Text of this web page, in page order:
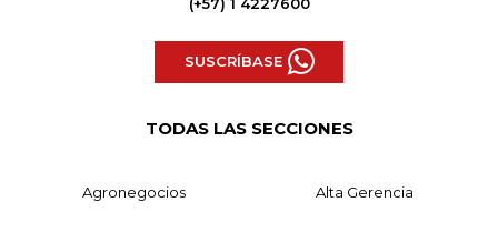
SUSCRÍBASE
TODAS LAS SECCIONES
Agronegocios Alta Gerencia